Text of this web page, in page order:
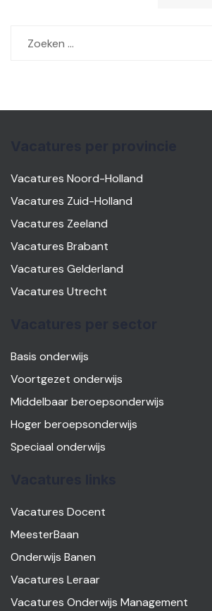
naar:
Vacatures Noord-Holland
Vacatures Zuid-Holland
Vacatures Zeeland
Vacatures Brabant
Vacatures Gelderland
Vacatures Utrecht
Basis onderwijs
Voortgezet onderwijs
Middelbaar beroepsonderwijs
Hoger beroepsonderwijs
Speciaal onderwijs
Vacatures Docent
MeesterBaan
Onderwijs Banen
Vacatures Leraar
Vacatures Onderwijs Management